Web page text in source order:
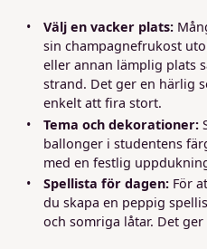
Välj en vacker plats:
sin champagnefrukost
eller annan lämplig plats
strand. Det ger en härlig
enkelt att fira stort.
Tema och dekorationer:
ballonger i studentens
med en festlig
Spellista för dagen:För
du skapa en peppig
och somriga låtar. Det